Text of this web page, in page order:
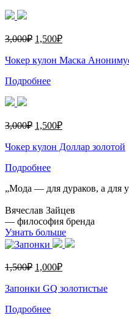
3,000₽ 1,500₽
Чокер кулон Маска
Подробнее
3,000₽ 1,500₽
Чокер кулон Доллар золотой
Подробнее
„Мода — для дураков, а для
Вячеслав Зайцев
— философия бренда
Узнать больше
1,500₽ 1,000₽
Запонки GQ золотистые
Подробнее